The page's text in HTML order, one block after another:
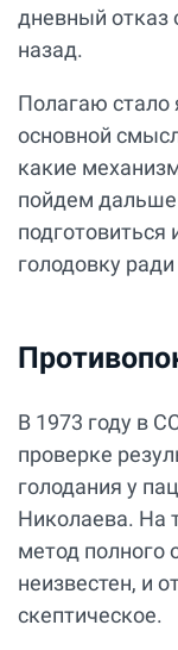
дневный отказ
назад.
Полагаю стало
основной
какие
пойдем дальше
голодовку
В 1973 году в
проверке
голодания у
Николаева. На
метод полного
неизвестен, и
скептическое.